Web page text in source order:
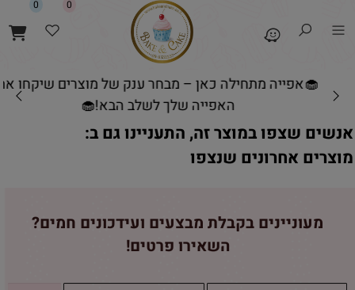
🧁אפייה מתחילה כאן – מבחר ענק של מוצרים שיקחו את
האפייה שלך לשלב הבא!🧁
0 0
אנשים שצפו במוצר זה, התעניינו גם ב:
מוצרים אחרונים שנצפו
מעוניינים בקבלת מבצעים ועידכונים חמים?
השאירו פרטים!